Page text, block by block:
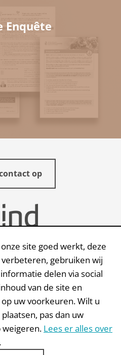
Enquête
op
e-mail
49 | 2018 Antwerpen
site goed werkt, deze
gebruiken wij
delen via social
van de site en
uw voorkeuren. Wilt u
pas dan uw
weigeren. Lees er alles over
.